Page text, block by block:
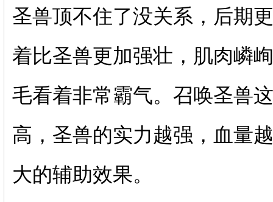
圣兽顶不住了没关系，后期
着比圣兽更加强壮，肌肉嶙
毛看着非常霸气。召唤圣兽
高，圣兽的实力越强，血量
大的辅助效果。